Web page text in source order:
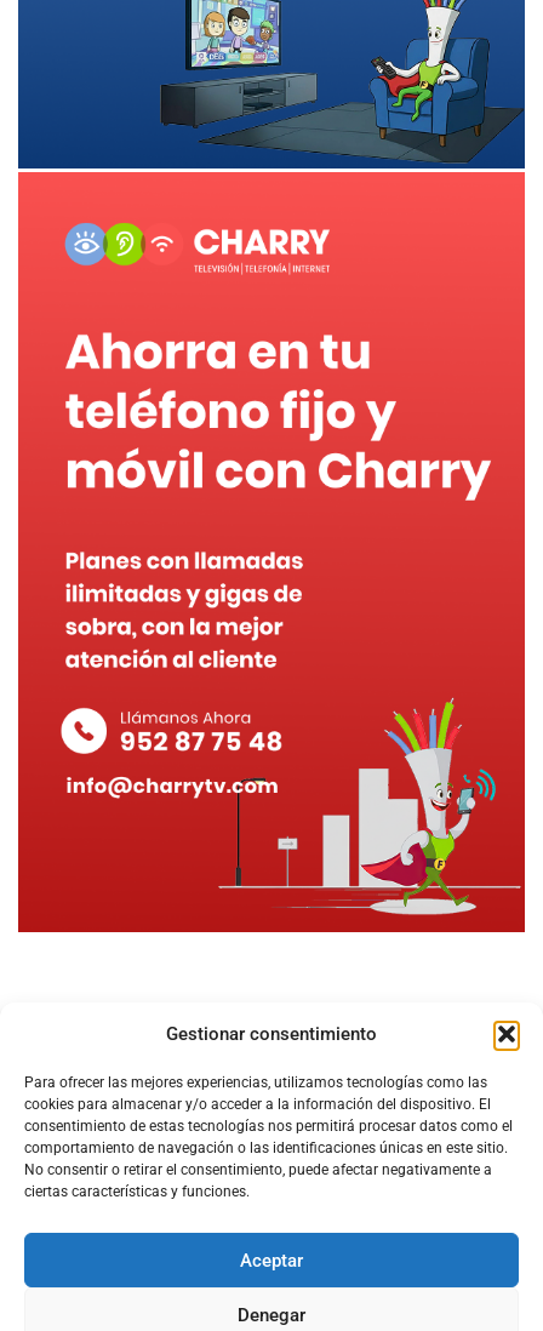
Gestionar consentimiento
Para ofrecer las mejores experiencias, utilizamos tecnologías como las
cookies para almacenar y/o acceder a la información del dispositivo. El
consentimiento de estas tecnologías nos permitirá procesar datos como el
comportamiento de navegación o las identificaciones únicas en este sitio.
No consentir o retirar el consentimiento, puede afectar negativamente a
ciertas características y funciones.
Aceptar
Denegar